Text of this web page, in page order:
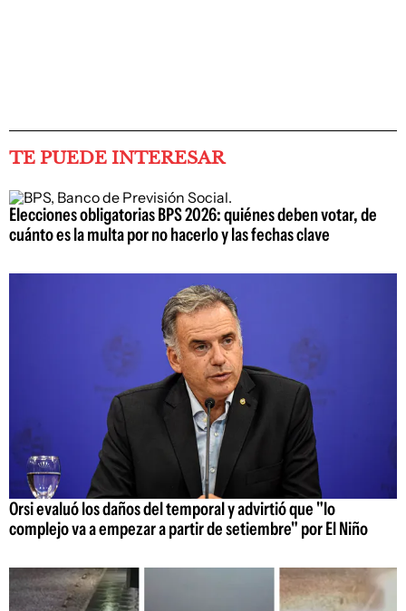
TE PUEDE INTERESAR
Elecciones obligatorias BPS 2026: quiénes deben votar, de
cuánto es la multa por no hacerlo y las fechas clave
Orsi evaluó los daños del temporal y advirtió que "lo
complejo va a empezar a partir de setiembre" por El Niño